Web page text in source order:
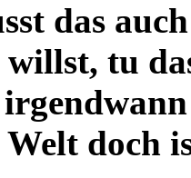
das
willst, tu
Welt doch